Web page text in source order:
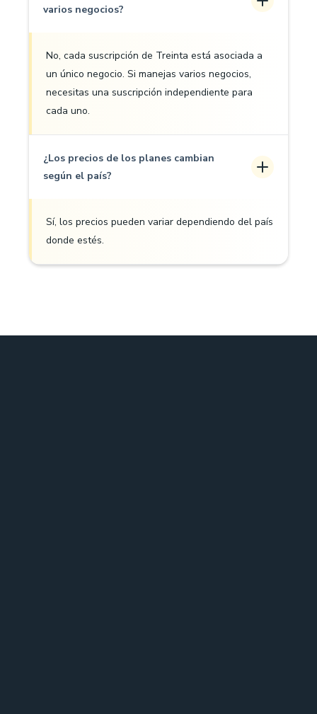
varios negocios?
No, cada suscripción de Treinta está asociada a
un único negocio. Si manejas varios negocios,
necesitas una suscripción independiente para
cada uno.
¿Los precios de los planes cambian
según el país?
Sí, los precios pueden variar dependiendo del país
donde estés.